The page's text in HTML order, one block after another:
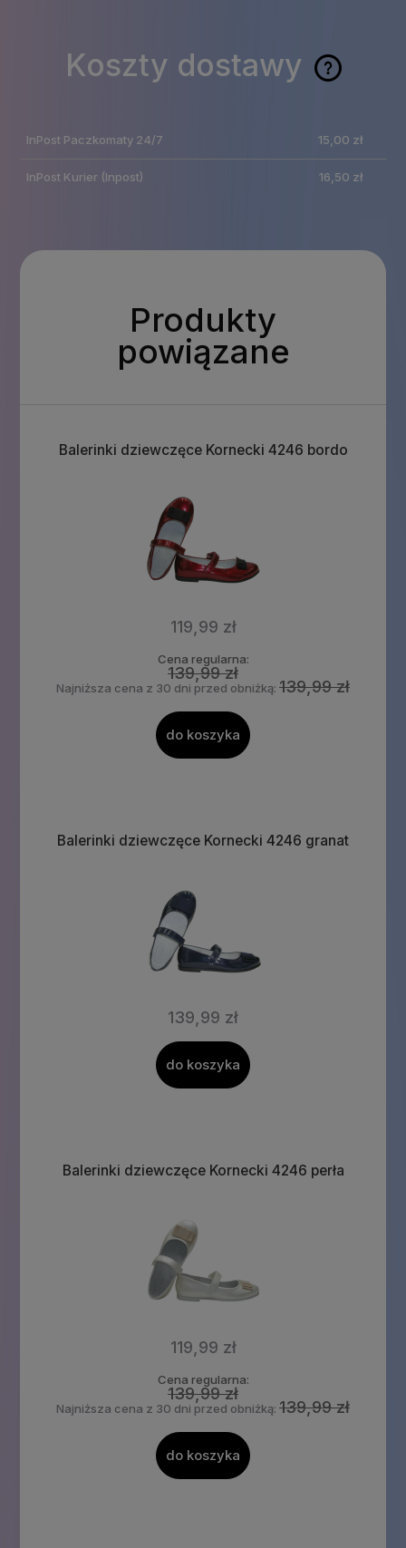
Koszty dostawy
Cena nie zawiera
płatności
InPost Paczkomaty 24/7 15,00 zł
InPost Kurier (Inpost) 16,50 zł
Produkty
powiązane
Balerinki dziewczęce Kornecki 4246 bordo
119,99 zł
Cena regularna:
139,99 zł
Najniższa cena z 30 dni przed obniżką: 139,99 zł
do koszyka
Balerinki dziewczęce Kornecki 4246 granat
139,99 zł
do koszyka
Balerinki dziewczęce Kornecki 4246 perła
119,99 zł
Cena regularna:
139,99 zł
Najniższa cena z 30 dni przed obniżką: 139,99 zł
do koszyka